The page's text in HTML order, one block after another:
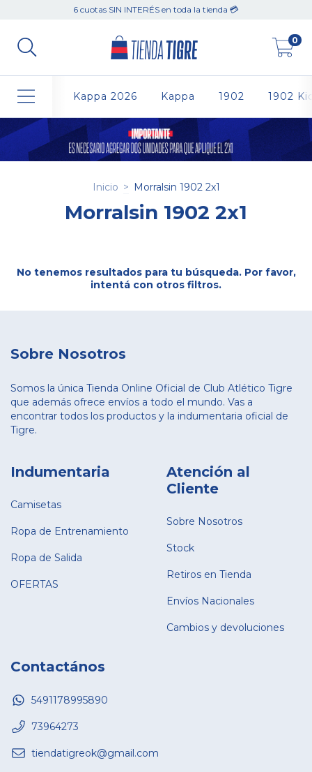
6 cuotas SIN INTERÉS en toda la tienda 💳
0
Kappa 2026 Kappa 1902 1902
Inicio > Morralsin 1902 2x1
Morralsin 1902 2x1
No tenemos resultados para tu búsqueda. Por favor,
intentá con otros filtros.
Sobre Nosotros
Somos la única Tienda Online Oficial de Club Atlético Tigre
que además ofrece envíos a todo el mundo. Vas a
encontrar todos los productos y la indumentaria oficial de
Tigre.
Indumentaria
Camisetas
Ropa de Entrenamiento
Ropa de Salida
OFERTAS
Atención al
Cliente
Sobre Nosotros
Stock
Retiros en Tienda
Envíos Nacionales
Cambios y devoluciones
Contactános
5491178995890
73964273
tiendatigreok@gmail.com